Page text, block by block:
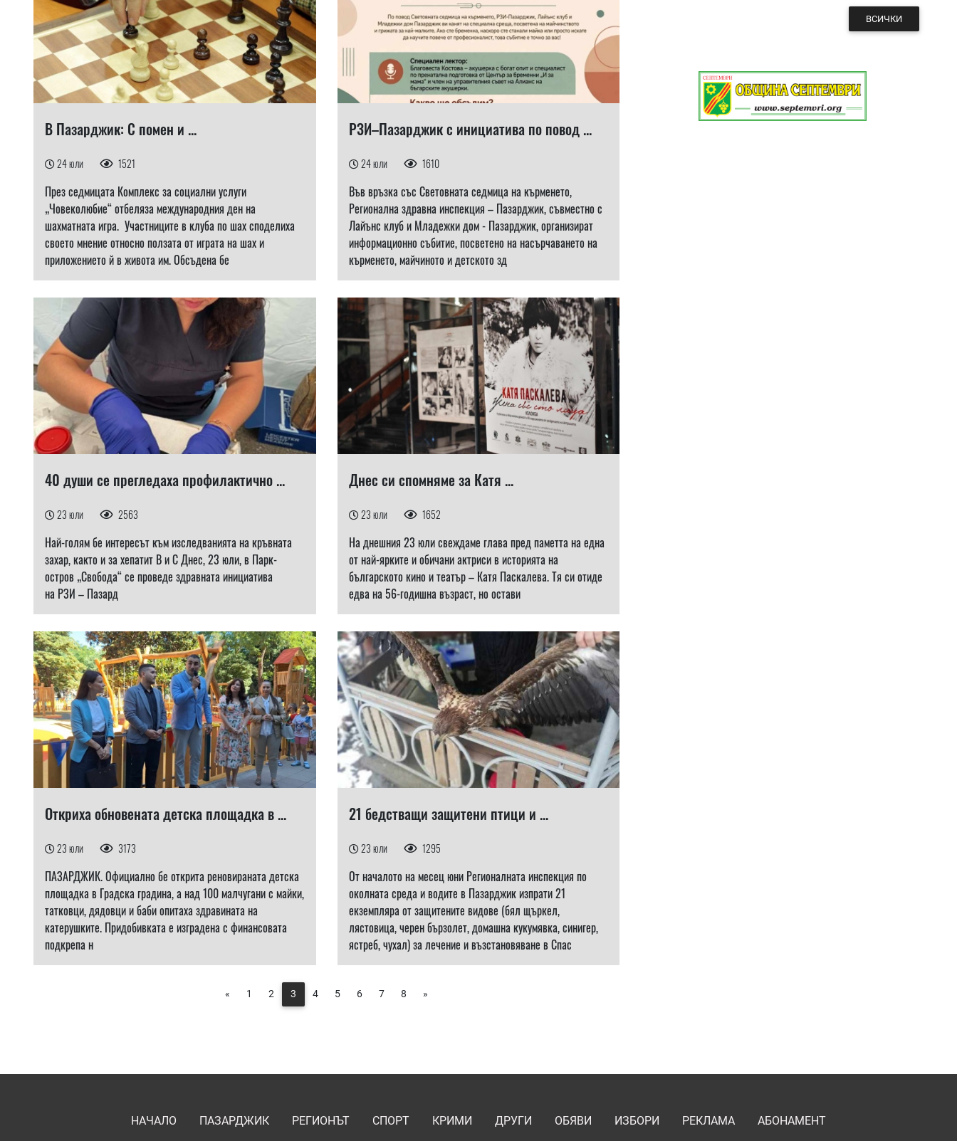
В Пазарджик: С помен и ...
24 юли 1521
През седмицата Комплекс за социални услуги
„Човеколюбие“ отбеляза международния ден на
шахматната игра. Участниците в клуба по шах споделиха
своето мнение относно ползата от играта на шах и
приложението й в живота им. Обсъдена бе
РЗИ–Пазарджик с инициатива по повод ...
24 юли 1610
Във връзка със Световната седмица на кърменето,
Регионална здравна инспекция – Пазарджик, съвместно с
Лайънс клуб и Младежки дом - Пазарджик, организират
информационно събитие, посветено на насърчаването на
кърменето, майчиното и детското зд
40 души се прегледаха профилактично ...
23 юли 2563
Най-голям бе интересът към изследванията на кръвната
захар, както и за хепатит В и С Днес, 23 юли, в Парк-
остров „Свобода“ се проведе здравната инициатива
на РЗИ – Пазард
Днес си спомняме за Катя ...
23 юли 1652
На днешния 23 юли свеждаме глава пред паметта на една
от най-ярките и обичани актриси в историята на
българското кино и театър – Катя Паскалева. Тя си отиде
едва на 56-годишна възраст, но остави
Откриха обновената детска площадка в ...
23 юли 3173
ПАЗАРДЖИК. Официално бе открита реновираната детска
площадка в Градска градина, а над 100 малчугани с майки,
татковци, дядовци и баби опитаха здравината на
катерушките. Придобивката е изградена с финансовата
подкрепа н
21 бедстващи защитени птици и ...
23 юли 1295
От началото на месец юни Регионалната инспекция по
околната среда и водите в Пазарджик изпрати 21
екземпляра от защитените видове (бял щъркел,
лястовица, черен бързолет, домашна кукумявка, синигер,
ястреб, чухал) за лечение и възстановяване в Спас
« 1 2 3 4 5 6 7 8 »
ВСИЧКИ
НАЧАЛО ПАЗАРДЖИК РЕГИОНЪТ СПОРТ КРИМИ ДРУГИ ОБЯВИ ИЗБОРИ РЕКЛАМА АБОНАМЕНТ